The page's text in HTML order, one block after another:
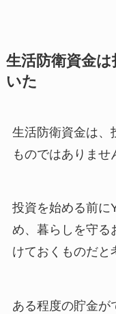
生活防衛資金
いた
生活防衛資金は、
ものではありませ
投資を始める前に
め、暮らしを守る
けておくものだと
ある程度の貯金が